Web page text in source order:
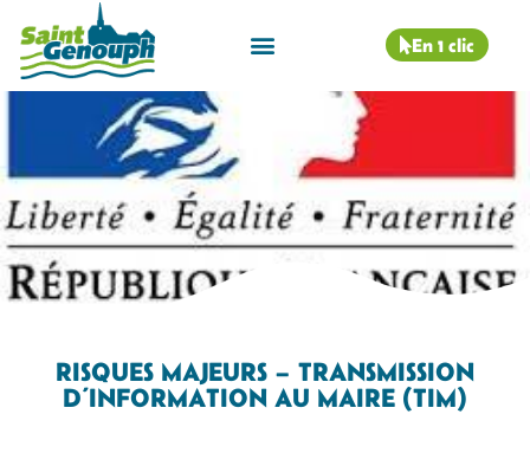
En 1 clic
RISQUES MAJEURS – TRANSMISSION
D’INFORMATION AU MAIRE (TIM)